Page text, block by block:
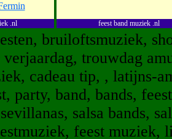
.nl feest band muziek .nl
bruiloftsmuziek,
trouwdag
cadeau tip, , latijns-
party, band, bands,
salsa bands,
feest